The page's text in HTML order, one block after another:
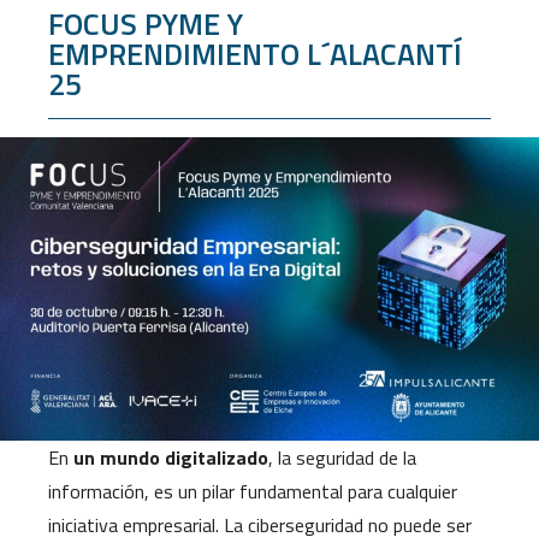
FOCUS PYME Y
EMPRENDIMIENTO L´ALACANTÍ
25
En un mundo digitalizado, la seguridad de la
información, es un pilar fundamental para cualquier
iniciativa empresarial. La ciberseguridad no puede ser